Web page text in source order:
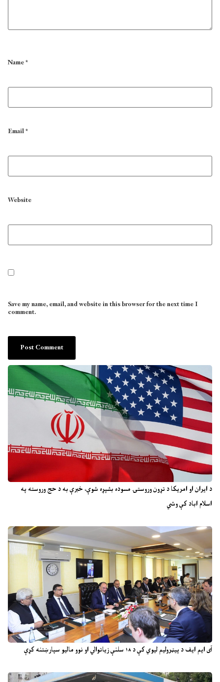
د ایران او امریکا د تړون وروستۍ مسوده بشپړه شوې، خبرې به د حج وروسته په
اسلام اباد کې وشي
آی ایم ایف د پیټرولیم لیوي کې د ۱۸ سلنې زیاتوالي او نوو مالیو سپارښتنه کړې
Name*
Email*
Website
Save my name, email, and website in this browser for the next time I
comment.